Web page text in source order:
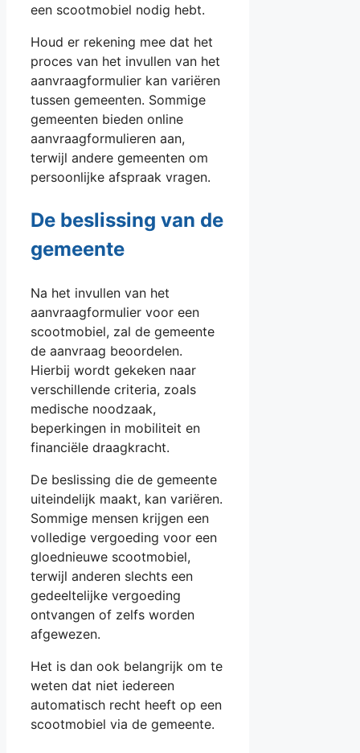
een scootmobiel nodig hebt.
Houd er rekening mee dat het
proces van het invullen van het
aanvraagformulier kan variëren
tussen gemeenten. Sommige
gemeenten bieden online
aanvraagformulieren aan,
terwijl andere gemeenten om
persoonlijke afspraak vragen.
De beslissing van de
gemeente
Na het invullen van het
aanvraagformulier voor een
scootmobiel, zal de gemeente
de aanvraag beoordelen.
Hierbij wordt gekeken naar
verschillende criteria, zoals
medische noodzaak,
beperkingen in mobiliteit en
financiële draagkracht.
De beslissing die de gemeente
uiteindelijk maakt, kan variëren.
Sommige mensen krijgen een
volledige vergoeding voor een
gloednieuwe scootmobiel,
terwijl anderen slechts een
gedeeltelijke vergoeding
ontvangen of zelfs worden
afgewezen.
Het is dan ook belangrijk om te
weten dat niet iedereen
automatisch recht heeft op een
scootmobiel via de gemeente.